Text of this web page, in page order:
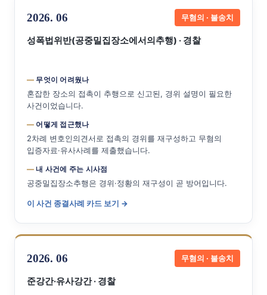
2026. 06 무혐의 · 불송치
성폭법위반(공중밀집장소에서의추행) · 경찰
무엇이 어려웠나
혼잡한 장소의 접촉이 추행으로 신고된, 경위 설명이 필요한
사건이었습니다.
어떻게 접근했나
2차례 변호인의견서로 접촉의 경위를 재구성하고 무혐의
입증자료·유사사례를 제출했습니다.
내 사건에 주는 시사점
공중밀집장소추행은 경위·정황의 재구성이 곧 방어입니다.
이 사건 종결사례 카드 보기 →
2026. 06 무혐의 · 불송치
준강간·유사강간 · 경찰